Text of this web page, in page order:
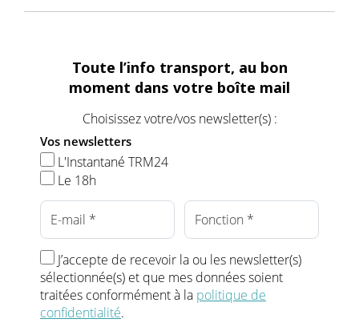
Toute l’info transport, au bon
moment dans votre boîte mail
Choisissez votre/vos newsletter(s) :
Vos newsletters
L'Instantané TRM24
Le 18h
J’accepte de recevoir la ou les newsletter(s)
sélectionnée(s) et que mes données soient
traitées conformément à la politique de
confidentialité.